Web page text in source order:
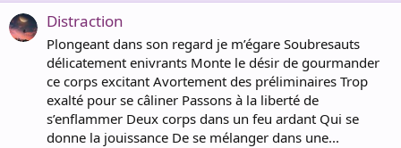
Distraction
Plongeant dans son regard je m’égare Soubresauts
délicatement enivrants Monte le désir de gourmander
ce corps excitant Avortement des préliminaires Trop
exalté pour se câliner Passons à la liberté de
s’enflammer Deux corps dans un feu ardant Qui se
donne la jouissance De se mélanger dans une...